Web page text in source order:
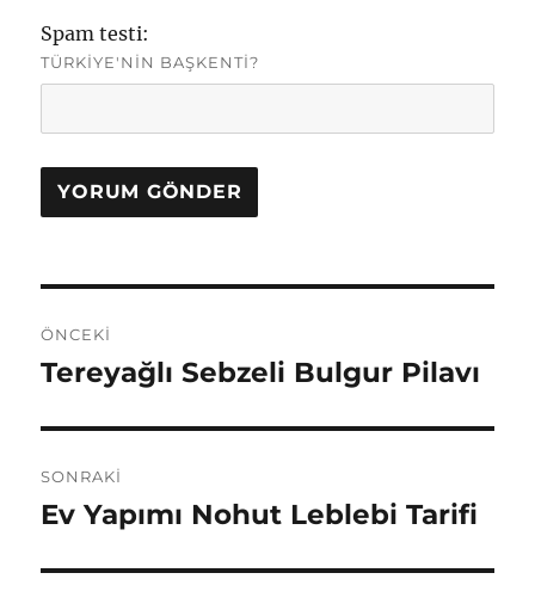
Spam testi:
TÜRKIYE'NIN BAŞKENTI?
gezinmesi
ÖNCEKI
Önceki
Tereyağlı Sebzeli Bulgur Pilavı
SONRAKI
Sonraki
Ev Yapımı Nohut Leblebi Tarifi